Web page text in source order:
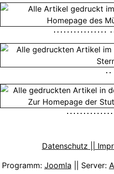
Datenschutz ||
Programm: Joomla || Server: